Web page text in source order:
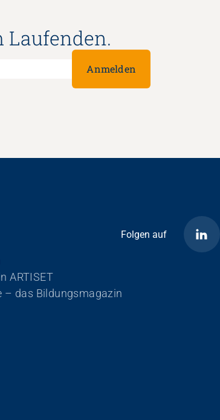
Laufenden.
Anmelden
Folgen auf
überspringen
ARTISET
– das Bildungsmagazin